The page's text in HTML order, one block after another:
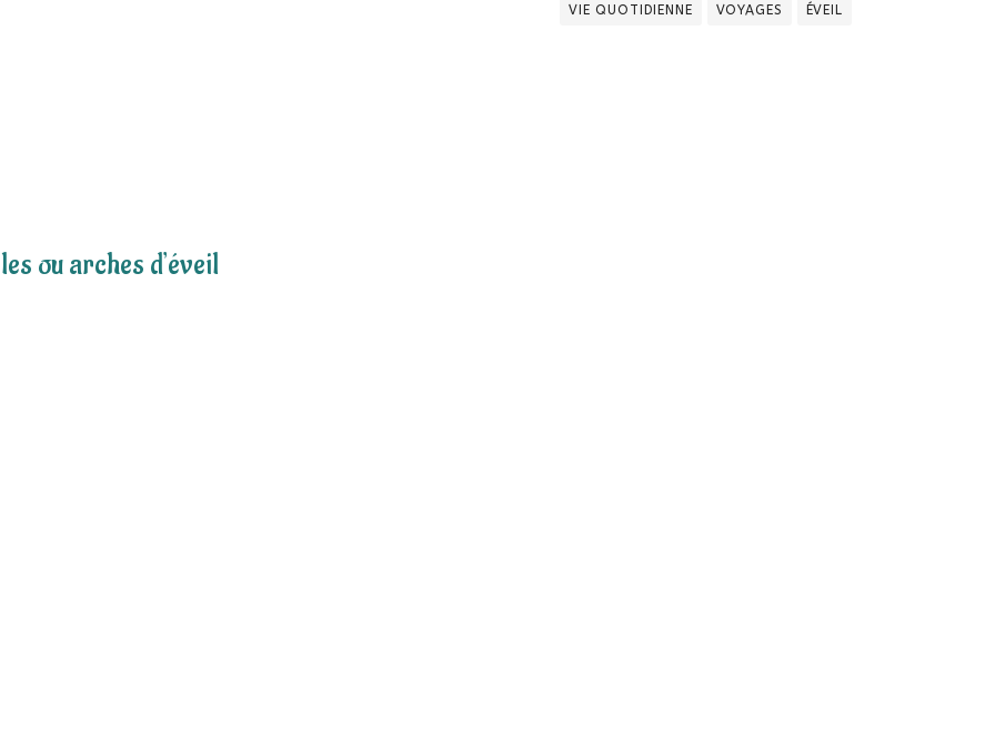
ou arches d’éveil
VIE QUOTIDIENNE VOYAGES ÉVEIL